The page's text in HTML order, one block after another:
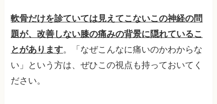
軟骨だけを診ていては見えてこないこの神経の問
題が、改善しない膝の痛みの背景に隠れているこ
とがあります。「なぜこんなに痛いのかわからな
い」という方は、ぜひこの視点も持っておいてく
ださい。